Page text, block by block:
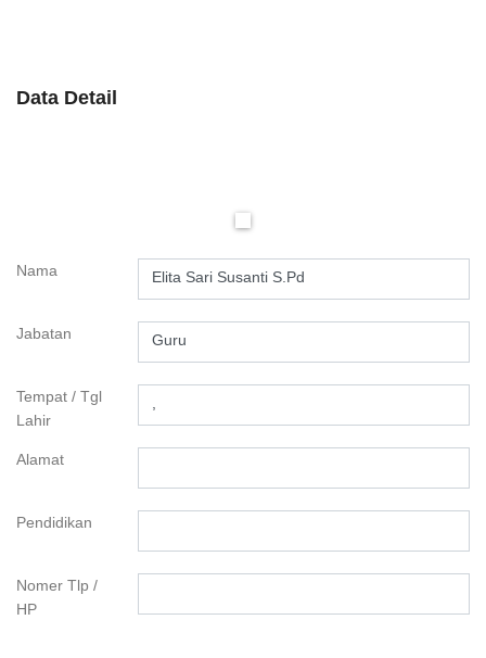
Data Detail
Nama Elita Sari Susanti S.Pd
Jabatan Guru
Tempat / Tgl
Lahir
Alamat
Pendidikan
Nomer Tlp /
HP